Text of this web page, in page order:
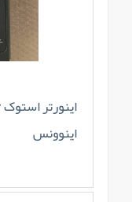
اینورتر
اینوونس